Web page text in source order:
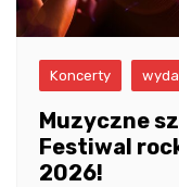
Koncerty
Muzyczne
Festiwal
2026!